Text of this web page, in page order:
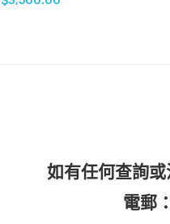
如有任何查詢
電郵：